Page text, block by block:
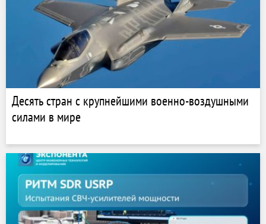
Десять стран с крупнейшими военно-воздушными
силами в мире